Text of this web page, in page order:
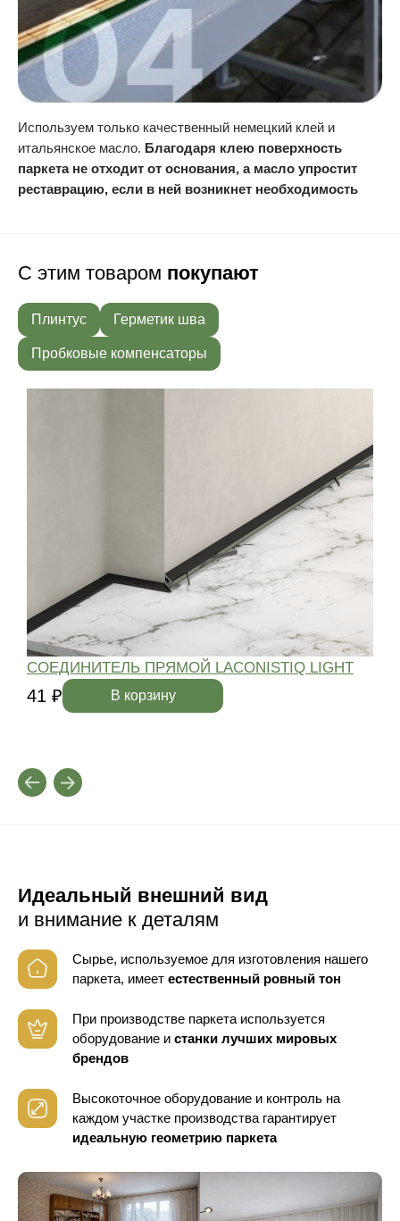
Используем только качественный немецкий клей и
итальянское масло. Благодаря клею поверхность
паркета не отходит от основания, а масло упростит
реставрацию, если в ней возникнет необходимость
С этим товаром покупают
Плинтус Герметик шва
Пробковые компенсаторы
СОЕДИНИТЕЛЬ ПРЯМОЙ LACONISTIQ LIGHT
41 ₽ В корзину
Идеальный внешний вид
и внимание к деталям
Сырье, используемое для изготовления нашего
паркета, имеет естественный ровный тон
При производстве паркета используется
оборудование и станки лучших мировых
брендов
Высокоточное оборудование и контроль на
каждом участке производства гарантирует
идеальную геометрию паркета